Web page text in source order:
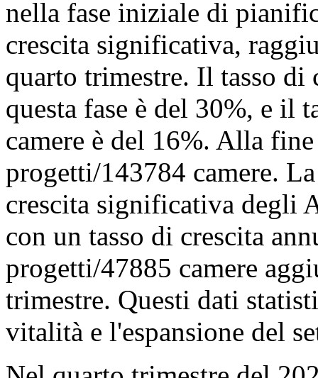
nella fase iniziale di
crescita significativa,
quarto trimestre. Il tasso di
questa fase è del 30%, e il
camere è del 16%. Alla
progetti/143784 camere.
crescita significativa degli
con un tasso di crescita
progetti/47885 camere
trimestre. Questi dati
vitalità e l'espansione del